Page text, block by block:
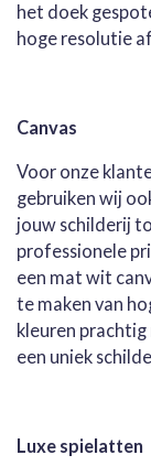
het doek
hoge resolutie
Canvas
Voor onze
gebruiken wij
jouw schilderij
professionele
een mat wit
te maken van
kleuren prachtig
een uniek
Luxe spielatten